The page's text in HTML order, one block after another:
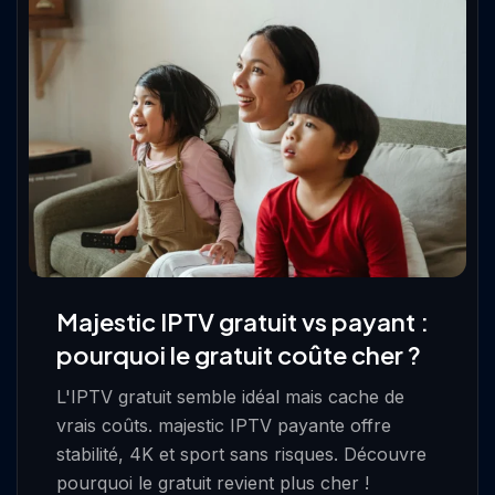
Majestic IPTV gratuit vs payant :
pourquoi le gratuit coûte cher ?
L'IPTV gratuit semble idéal mais cache de
vrais coûts. majestic IPTV payante offre
stabilité, 4K et sport sans risques. Découvre
pourquoi le gratuit revient plus cher !